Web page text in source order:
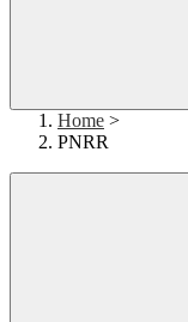
Home >
PNRR